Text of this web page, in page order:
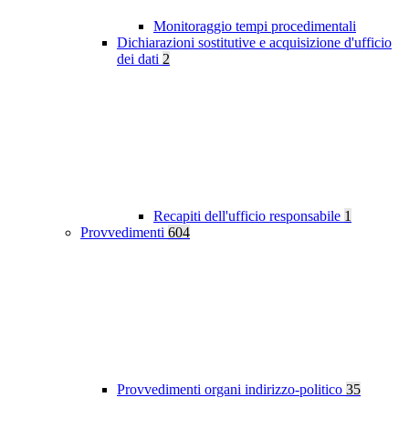
Monitoraggio tempi procedimentali
Dichiarazioni sostitutive e acquisizione d'ufficio
dei dati 2
Recapiti dell'ufficio responsabile 1
Provvedimenti 604
Provvedimenti organi indirizzo-politico 35